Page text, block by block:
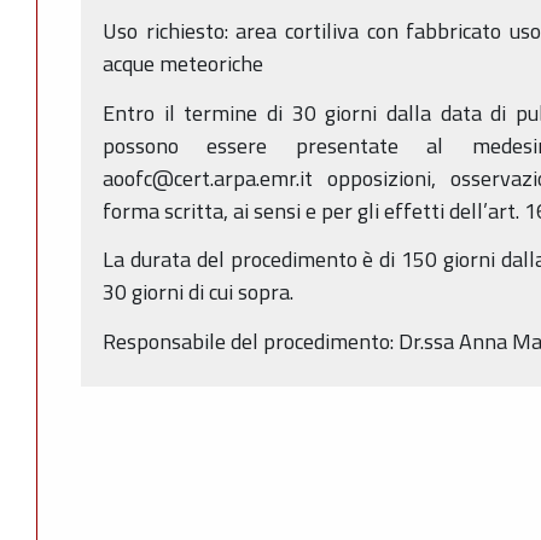
Uso richiesto: area cortiliva con fabbricato
acque meteoriche
Entro il termine di 30 giorni dalla data di
possono essere presentate al
aoofc@cert.arpa.emr.it opposizioni,
forma scritta, ai sensi e per gli effetti dell’art.
La durata del procedimento è di 150 giorni
30 giorni di cui sopra.
Responsabile del procedimento: Dr.ssa Anna